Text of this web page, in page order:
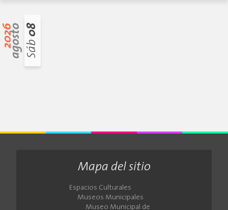
2026agosto Sáb
08
Mapa del sitio
Espacios Culturales
Museos Municipales
Museo Municipal de